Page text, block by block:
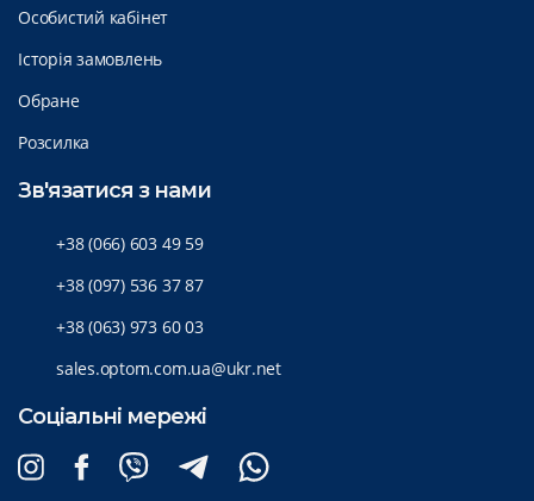
Особистий кабінет
Історія замовлень
Обране
Розсилка
Зв'язатися з нами
+38 (066) 603 49 59
+38 (097) 536 37 87
+38 (063) 973 60 03
sales.optom.com.ua@ukr.net
Соціальні мережі